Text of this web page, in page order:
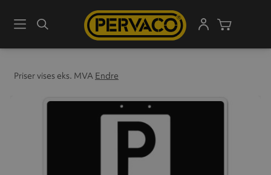
MenySøk
Priser vises eks. MVA Endre